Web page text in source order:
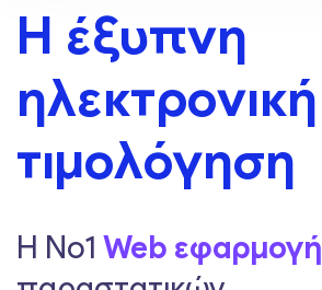
Η έξυπνη
ηλεκτρονική
τιμολόγηση
Η Νο1 Web εφαρμογή